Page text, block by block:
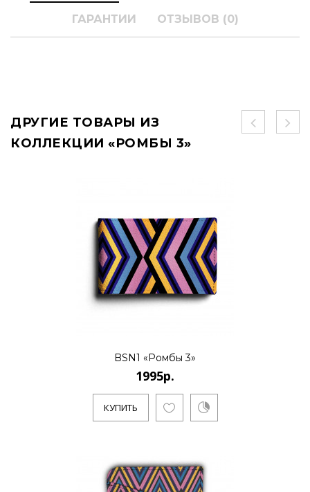
ГАРАНТИИ ОТЗЫВОВ (0)
ДРУГИЕ ТОВАРЫ ИЗ
КОЛЛЕКЦИИ «РОМБЫ 3»
BSN1 «Ромбы 3»
1995р.
КУПИТЬ